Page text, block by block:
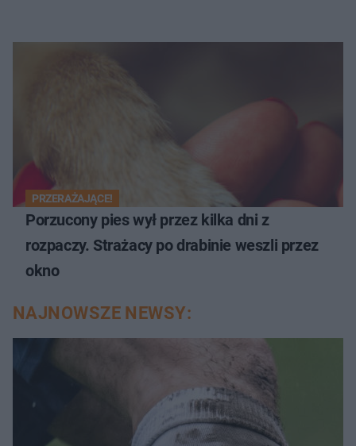
PRZERAŻAJĄCE!
Porzucony pies wył przez kilka dni z
rozpaczy. Strażacy po drabinie weszli przez
okno
NAJNOWSZE NEWSY: